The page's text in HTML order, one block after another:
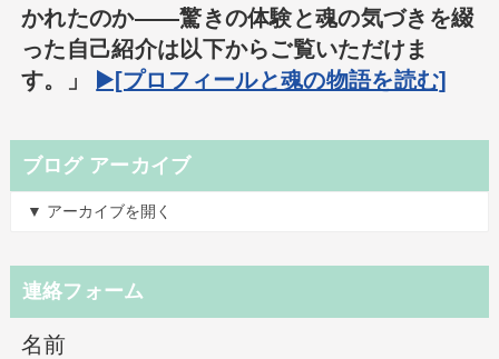
かれたのか――驚きの体験と魂の気づきを綴
った自己紹介は以下からご覧いただけま
す。」
▶️[プロフィールと魂の物語を読む]
ブログ アーカイブ
▼ アーカイブを開く
連絡フォーム
名前